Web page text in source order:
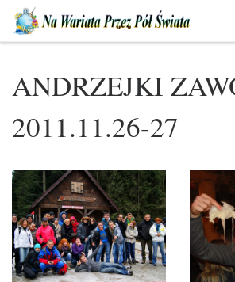
Skip to content
ANDRZEJKI
2011.11.26-27